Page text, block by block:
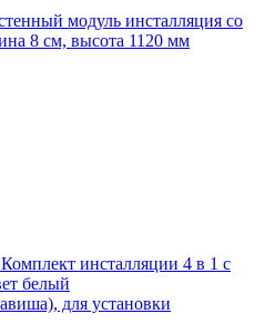
модуль инсталляция со
8 см, высота 1120 мм
инсталляции 4 в 1 с
белый
для установки